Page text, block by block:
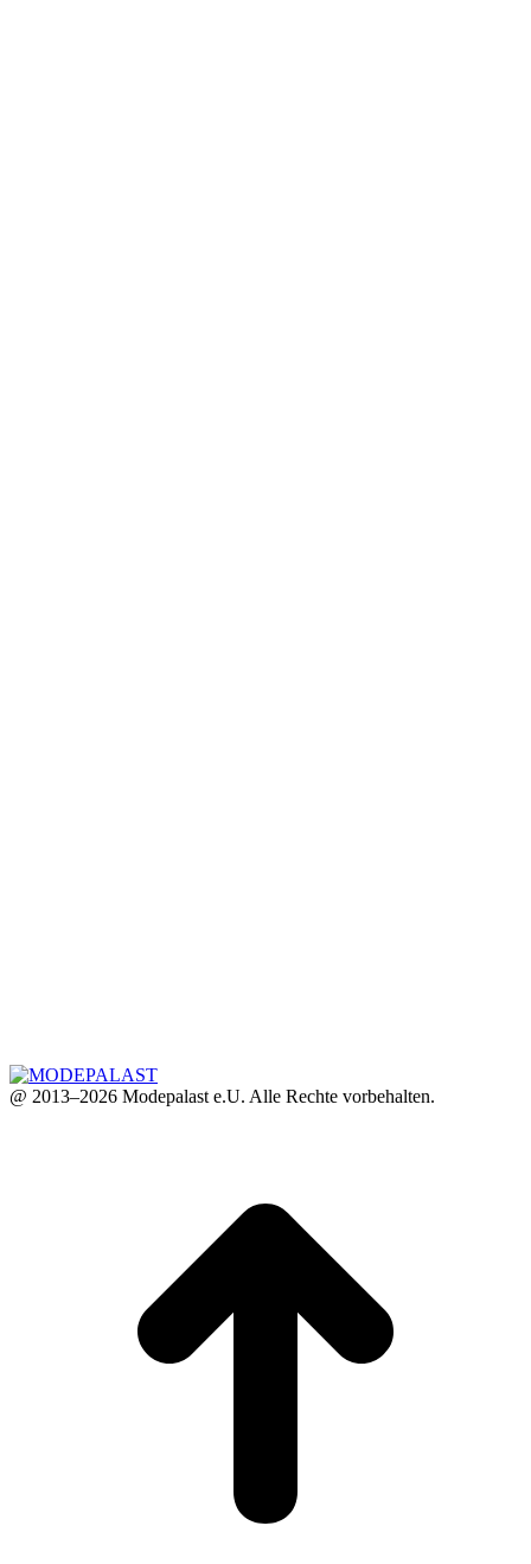
@ 2013–2026 Modepalast e.U. Alle Rechte vorbehalten.